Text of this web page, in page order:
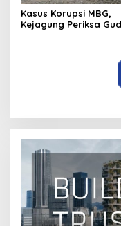
Kasus Korupsi MBG,
Kejagung Periksa